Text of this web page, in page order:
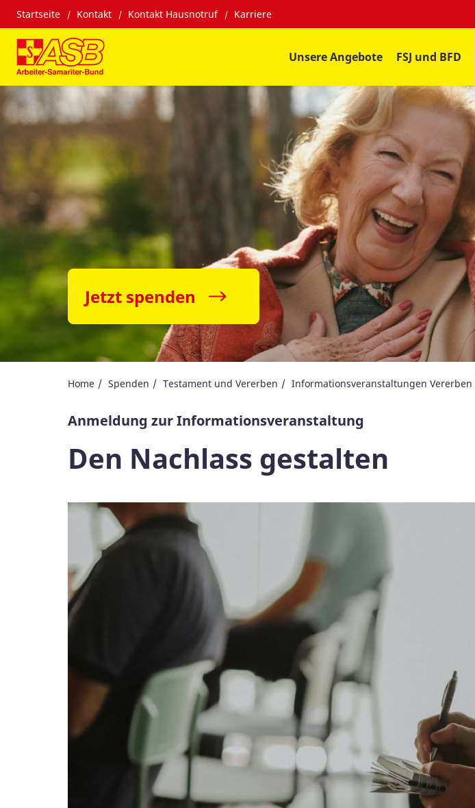
Startseite Kontakt Kontakt Hausnotruf Karriere
Unsere Angebote FSJ und BFD
Jetzt spenden
Home Spenden Testament und Vererben Informationsveranstaltungen Vererben
Anmeldung zur Informationsveranstaltung
Den Nachlass gestalten